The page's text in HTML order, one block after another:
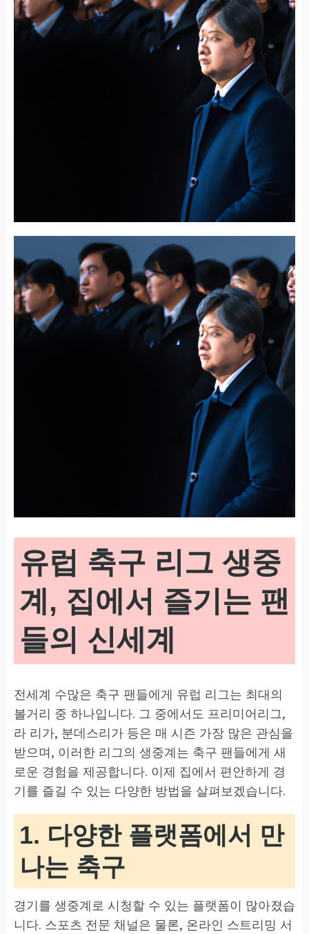
유럽 축구 리그 생중
계, 집에서 즐기는 팬
들의 신세계
전세계 수많은 축구 팬들에게 유럽 리그는 최대의
볼거리 중 하나입니다. 그 중에서도 프리미어리그,
라 리가, 분데스리가 등은 매 시즌 가장 많은 관심을
받으며, 이러한 리그의 생중계는 축구 팬들에게 새
로운 경험을 제공합니다. 이제 집에서 편안하게 경
기를 즐길 수 있는 다양한 방법을 살펴보겠습니다.
1. 다양한 플랫폼에서 만
나는 축구
경기를 생중계로 시청할 수 있는 플랫폼이 많아졌습
니다. 스포츠 전문 채널은 물론, 온라인 스트리밍 서